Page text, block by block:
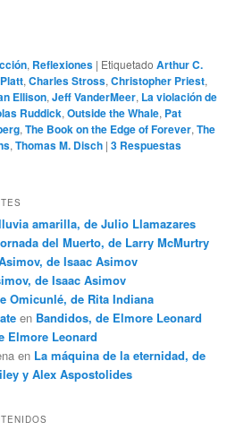
, Reflexiones | Etiquetado Arthur C.
,Charles Stross,Christopher Priest,
Ellison,Jeff VanderMeer, La violación de
Ruddick,Outside the Whale, Pat
,The Book on the Edge of Forever,The
,Thomas M. Disch |3 Respuestas
amarilla, de Julio Llamazares
del Muerto, de Larry McMurtry
de Isaac Asimov
de Isaac Asimov
Omicunlé, de Rita Indiana
en Bandidos, de Elmore Leonard
Elmore Leonard
en La máquina de la eternidad, de
y Alex Aspostolides